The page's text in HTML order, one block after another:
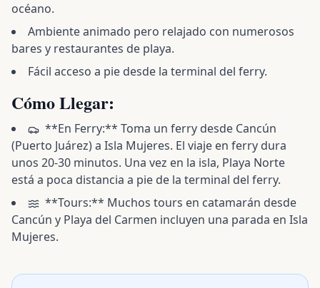
océano.
Ambiente animado pero relajado con numerosos
bares y restaurantes de playa.
Fácil acceso a pie desde la terminal del ferry.
Cómo Llegar:
**En Ferry:** Toma un ferry desde Cancún
(Puerto Juárez) a Isla Mujeres. El viaje en ferry dura
unos 20-30 minutos. Una vez en la isla, Playa Norte
está a poca distancia a pie de la terminal del ferry.
**Tours:** Muchos tours en catamarán desde
Cancún y Playa del Carmen incluyen una parada en Isla
Mujeres.